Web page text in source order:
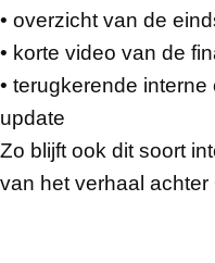
• overzicht van de
• korte video van de
• terugkerende
update
Zo blijft ook dit soort
van het verhaal achter